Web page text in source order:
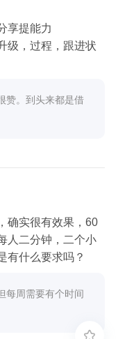
享提能力
级，过程，跟进状
赞。到头来都是借
确实很有效果，60
人二分钟，二个小
有什么要求吗？
每周需要有个时间
